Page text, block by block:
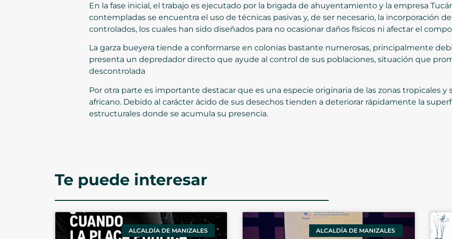
En la fase inicial, el trabajo es ejecutado por la brigada de ahuyentamiento y la empresa
contempladas se encuentra el uso de técnicas pasivas y, de ser necesario, la incorporación
controlados, los cuales han sido diseñados para no ocasionar daños físicos ni afectar el
La garza bueyera tiende a conformarse en colonias bastante numerosas, principalmente
presenta un depredador directo que ayude al control de sus poblaciones, situación que
descontrolada
Por otra parte es importante destacar que es una especie originaria de las zonas tropicales
africano. Debido al carácter ácido de sus desechos tienden a deteriorar rápidamente la
estructurales donde se acumula su presencia.
Te puede interesar
ALCALDÍA DE MANIZALES ALCALDÍA DE MANIZALES